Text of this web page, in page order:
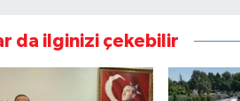
da ilginizi çekebilir